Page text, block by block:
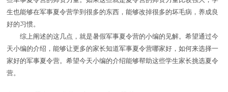
生也能够在军事夏令营学到很多的东西，能够改掉很多的坏毛病，养成良
好的习惯。
综上阐述的这几点，就是暑假军事夏令营的小编的见解。希望通过今
天小编的介绍，能够让更多的家长知道军事夏令营哪家好，如何来选择一
家好的军事夏令营。希望今天小编的介绍能够帮助这些学生家长挑选夏令
营。